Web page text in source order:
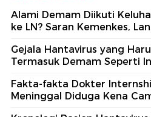
Alami Demam Diikuti
ke LN? Saran Kemenkes,
Gejala Hantavirus yang
Termasuk Demam Seperti
Fakta-fakta Dokter
Meninggal Diduga Kena